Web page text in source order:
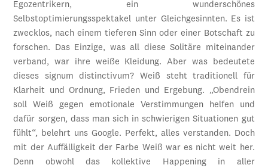
Egozentrikern, ein wunderschönes
Selbstoptimierungsspektakel unter Gleichgesinnten. Es ist
zwecklos, nach einem tieferen Sinn oder einer Botschaft zu
forschen. Das Einzige, was all diese Solitäre miteinander
verband, war ihre weiße Kleidung. Aber was bedeutete
dieses signum distinctivum? Weiß steht traditionell für
Klarheit und Ordnung, Frieden und Ergebung. „Obendrein
soll Weiß gegen emotionale Verstimmungen helfen und
dafür sorgen, dass man sich in schwierigen Situationen gut
fühlt“, belehrt uns Google. Perfekt, alles verstanden. Doch
mit der Auffälligkeit der Farbe Weiß war es nicht weit her.
Denn obwohl das kollektive Happening in aller